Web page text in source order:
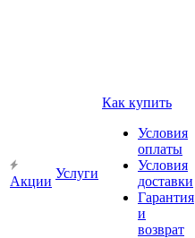
Акции
Услуги
Как купить
Условия
оплаты
Условия
доставки
Гарантия
и
возврат